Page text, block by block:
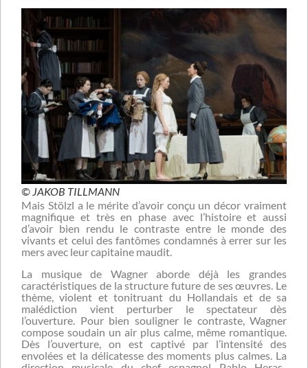
© JAKOB TILLMANN
Mais Stölzl a le mérite d’avoir conçu un décor vraiment
magnifique et très en phase avec l’histoire et aussi
d’avoir bien rendu le contraste entre le monde des
vivants et celui des fantômes condamnés à errer sur les
mers avec leur capitaine maudit.
La musique de Wagner aborde déjà les grandes
caractéristiques de la structure future de ses œuvres. Le
thème, violent et tonitruant du Hollandais et de sa
malédiction vient perturber le spectateur dès
l’ouverture. Pour bien souligner le contraste, Wagner
compose soudain un air plus calme, même romantique.
Dès l’ouverture, on est captivé par l’intensité des
envolées et la délicatesse des moments plus calmes. La